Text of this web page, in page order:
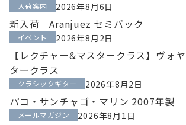
2026年8月6日
入荷案内
新入荷 Aranjuez セミバック
2026年8月2日
イベント
【レクチャー&マスタークラス】ヴォ
タークラス
2026年8月2日
クラシックギター
パコ・サンチャゴ・マリン 2007年製
2026年8月1日
メールマガジン